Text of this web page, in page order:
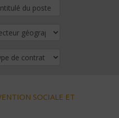
SOCIALE ET